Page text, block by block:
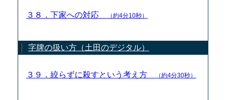
３８．下家への対応 （約4分10秒）
字牌の扱い方（土田のデジタル）
３９．絞らずに殺すという考え方 （約4分30秒）